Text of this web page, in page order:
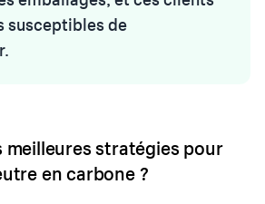
susceptibles de
meilleures stratégies pour
en carbone ?